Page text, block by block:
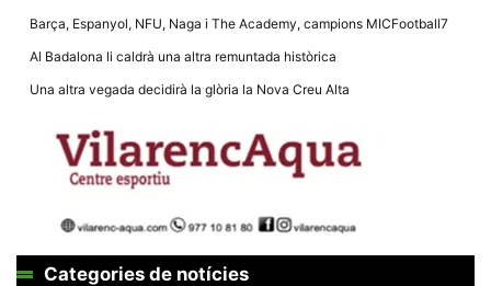
Barça, Espanyol, NFU, Naga i The Academy, campions MICFootball7
Al Badalona li caldrà una altra remuntada històrica
Una altra vegada decidirà la glòria la Nova Creu Alta
Categories de notícies
Necessàries
Aquestes
cookies no
són
opcionals,
són
funcionament
tècnic de la
web.